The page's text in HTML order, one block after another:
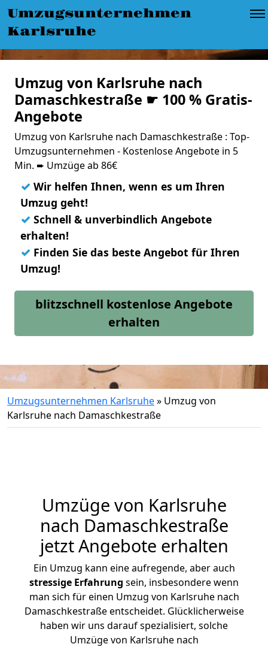
Umzugsunternehmen
Karlsruhe
Umzug von Karlsruhe nach
Damaschkestraße ☛ 100 % Gratis-
Angebote
Umzug von Karlsruhe nach Damaschkestraße : Top-
Umzugsunternehmen - Kostenlose Angebote in 5
Min. ➨ Umzüge ab 86€
✓ Wir helfen Ihnen, wenn es um Ihren
Umzug geht!
✓ Schnell & unverbindlich Angebote
erhalten!
✓ Finden Sie das beste Angebot für Ihren
Umzug!
blitzschnell kostenlose Angebote
erhalten
Umzugsunternehmen Karlsruhe» Umzug von
Karlsruhe nach Damaschkestraße
Umzüge von Karlsruhe
nach Damaschkestraße
jetzt Angebote erhalten
Ein Umzug kann eine aufregende, aber auch
stressige Erfahrung sein, insbesondere wenn
man sich für einen Umzug von Karlsruhe nach
Damaschkestraße entscheidet. Glücklicherweise
haben wir uns darauf spezialisiert, solche
Umzüge von Karlsruhe nach